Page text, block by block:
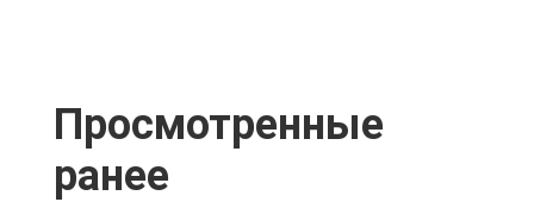
Просмотренные
ранее